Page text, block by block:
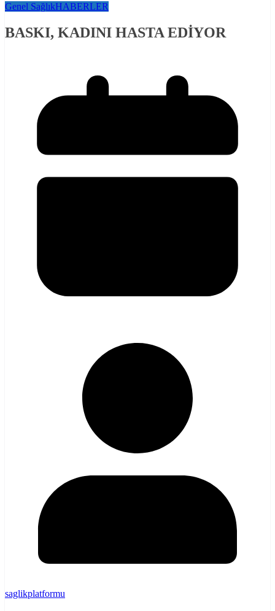
Genel SağlıkHABERLER
BASKI, KADINI HASTA EDİYOR
saglikplatformu